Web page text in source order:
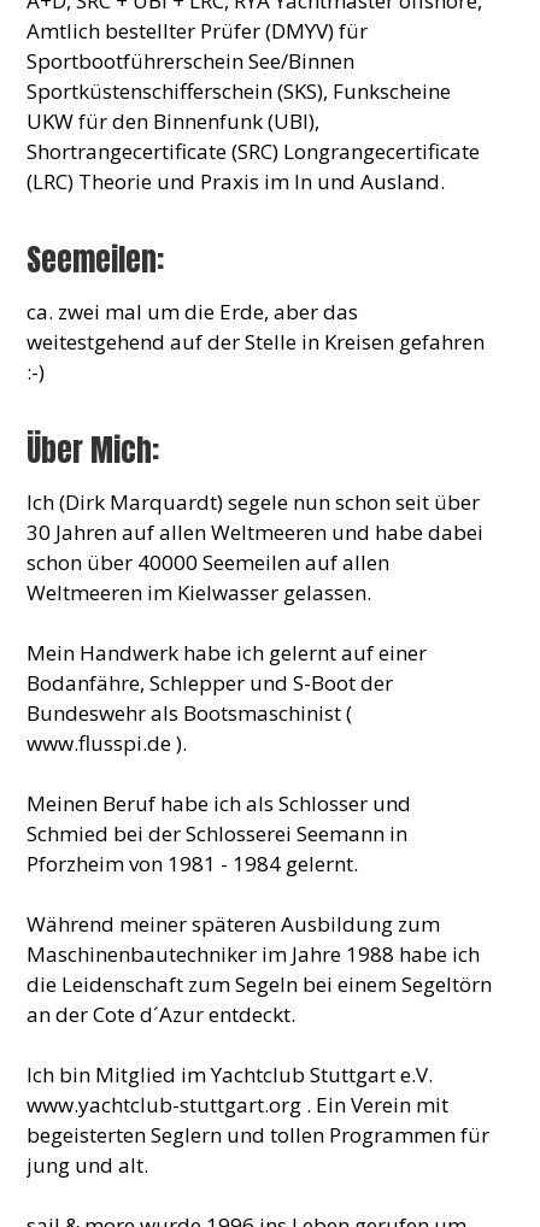
Amtlich bestellter Prüfer (DMYV) für
Sportbootführerschein See/Binnen
Sportküstenschifferschein (SKS), Funkscheine
UKW für den Binnenfunk (UBI),
Shortrangecertificate (SRC) Longrangecertificate
(LRC) Theorie und Praxis im In und Ausland.
Seemeilen:
ca. zwei mal um die Erde, aber das
weitestgehend auf der Stelle in Kreisen gefahren
:-)
Über Mich:
Ich (Dirk Marquardt) segele nun schon seit über
30 Jahren auf allen Weltmeeren und habe dabei
schon über 40000 Seemeilen auf allen
Weltmeeren im Kielwasser gelassen.
Mein Handwerk habe ich gelernt auf einer
Bodanfähre, Schlepper und S-Boot der
Bundeswehr als Bootsmaschinist (
www.flusspi.de ).
Meinen Beruf habe ich als Schlosser und
Schmied bei der Schlosserei Seemann in
Pforzheim von 1981 - 1984 gelernt.
Während meiner späteren Ausbildung zum
Maschinenbautechniker im Jahre 1988 habe ich
die Leidenschaft zum Segeln bei einem Segeltörn
an der Cote d´Azur entdeckt.
Ich bin Mitglied im Yachtclub Stuttgart e.V.
www.yachtclub-stuttgart.org . Ein Verein mit
begeisterten Seglern und tollen Programmen für
jung und alt.